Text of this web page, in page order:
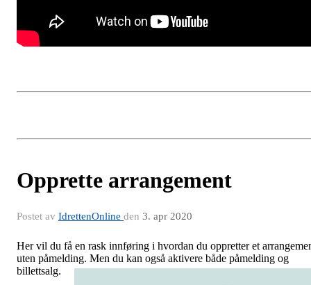
Opprette arrangement
Postet av IdrettenOnline den 3. apr 2020
Her vil du få en rask innføring i hvordan du oppretter et
uten påmelding. Men du kan også aktivere både påmelding og
billettsalg.